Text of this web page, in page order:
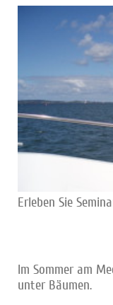
Erleben Sie
Im Sommer am
unter Bäumen.